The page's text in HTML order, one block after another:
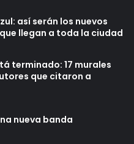
así serán los nuevos
llegan a toda la ciudad
terminado: 17 murales
que citaron a
nueva banda